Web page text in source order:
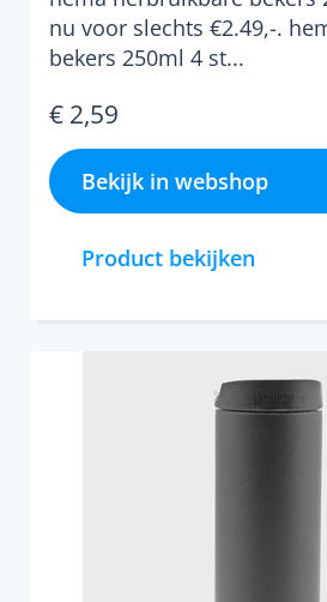
nu voor slechts €2.49,-.
bekers 250ml 4 st...
€ 2,59
Bekijk in webshop
Product bekijken